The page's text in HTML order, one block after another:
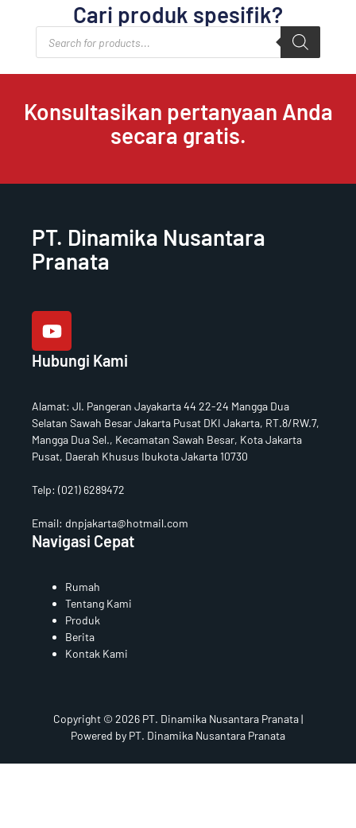
Cari produk spesifik?
Products
search
Konsultasikan pertanyaan Anda
secara gratis.
PT. Dinamika Nusantara
Pranata
o
u
t
u
e
Hubungi Kami
Alamat: Jl. Pangeran Jayakarta 44 22-24 Mangga Dua
Selatan Sawah Besar Jakarta Pusat DKI Jakarta, RT.8/RW.7,
Mangga Dua Sel., Kecamatan Sawah Besar, Kota Jakarta
Pusat, Daerah Khusus Ibukota Jakarta 10730
Telp: (021) 6289472
Email: dnpjakarta@hotmail.com
Navigasi Cepat
Rumah
Tentang Kami
Produk
Berita
Kontak Kami
Copyright © 2026 PT. Dinamika Nusantara Pranata |
Powered by PT. Dinamika Nusantara Pranata